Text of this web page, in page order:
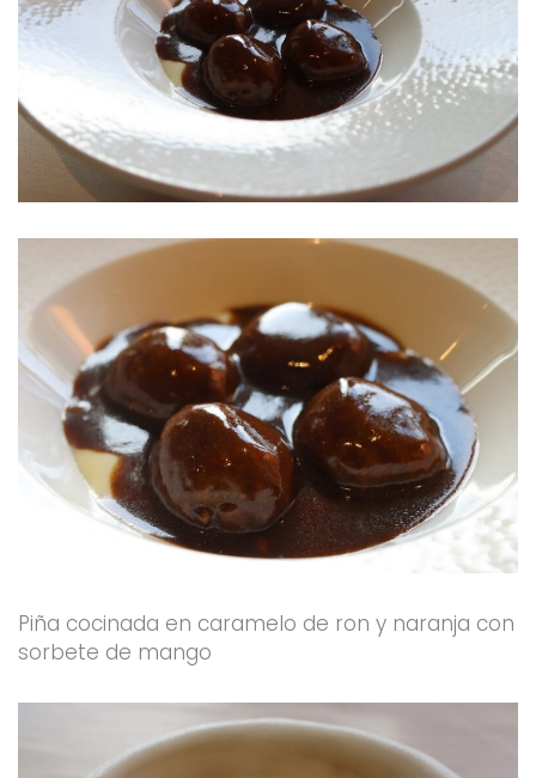
Piña cocinada en caramelo de ron y naranja con
sorbete de mango